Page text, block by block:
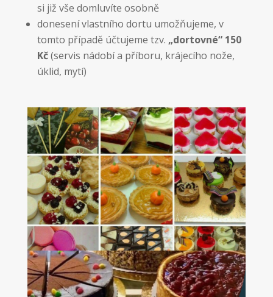
si již vše domluvíte osobně
donesení vlastního dortu umožňujeme, v
tomto případě účtujeme tzv. „dortovné“ 150
Kč(servis nádobí a příboru, krájecího nože,
úklid, mytí)